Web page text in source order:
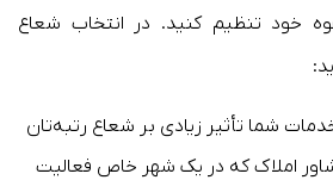
خود تنظیم کنید. در انتخاب شعاع
شما تأثیر زیادی بر شعاع رتبه‌تان
املاک که در یک شهر خاص فعالیت